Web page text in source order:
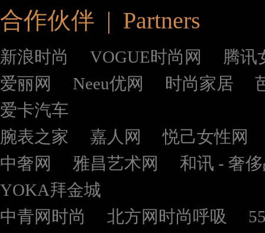
合作伙伴 | Partners
新浪时尚 VOGUE时尚网
腾讯
爱丽网
Neeu优网 时尚家居
爱卡汽车
腕表之家
嘉人网
悦己女性网
中奢网
雅昌艺术网
和讯 - 奢
YOKA拜金城
中青网时尚
北方网时尚呼吸